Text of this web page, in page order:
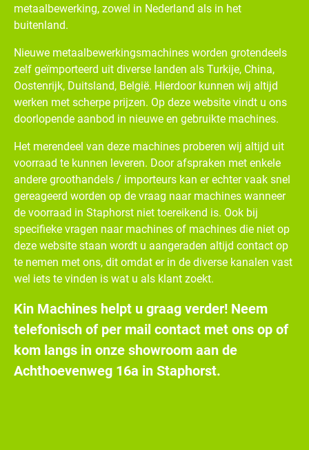
metaalbewerking, zowel in Nederland als in het
buitenland.
Nieuwe metaalbewerkingsmachines worden grotendeels
zelf geïmporteerd uit diverse landen als Turkije, China,
Oostenrijk, Duitsland, België. Hierdoor kunnen wij altijd
werken met scherpe prijzen. Op deze website vindt u ons
doorlopende aanbod in nieuwe en gebruikte machines.
Het merendeel van deze machines proberen wij altijd uit
voorraad te kunnen leveren. Door afspraken met enkele
andere groothandels / importeurs kan er echter vaak snel
gereageerd worden op de vraag naar machines wanneer
de voorraad in Staphorst niet toereikend is. Ook bij
specifieke vragen naar machines of machines die niet op
deze website staan wordt u aangeraden altijd contact op
te nemen met ons, dit omdat er in de diverse kanalen vast
wel iets te vinden is wat u als klant zoekt.
Kin Machines helpt u graag verder! Neem
telefonisch of per mail contact met ons op of
kom langs in onze showroom aan de
Achthoevenweg 16a in Staphorst.